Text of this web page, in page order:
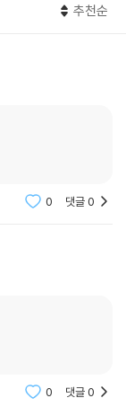
추천순
0 댓글0
0 댓글0